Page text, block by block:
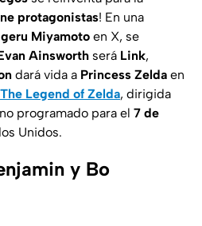
protagonistas! En una
Miyamoto en X, se
Ainsworth será Link,
dará vida a Princess Zelda en
The Legend of Zelda, dirigida
programado para el 7 de
Unidos.
y Bo